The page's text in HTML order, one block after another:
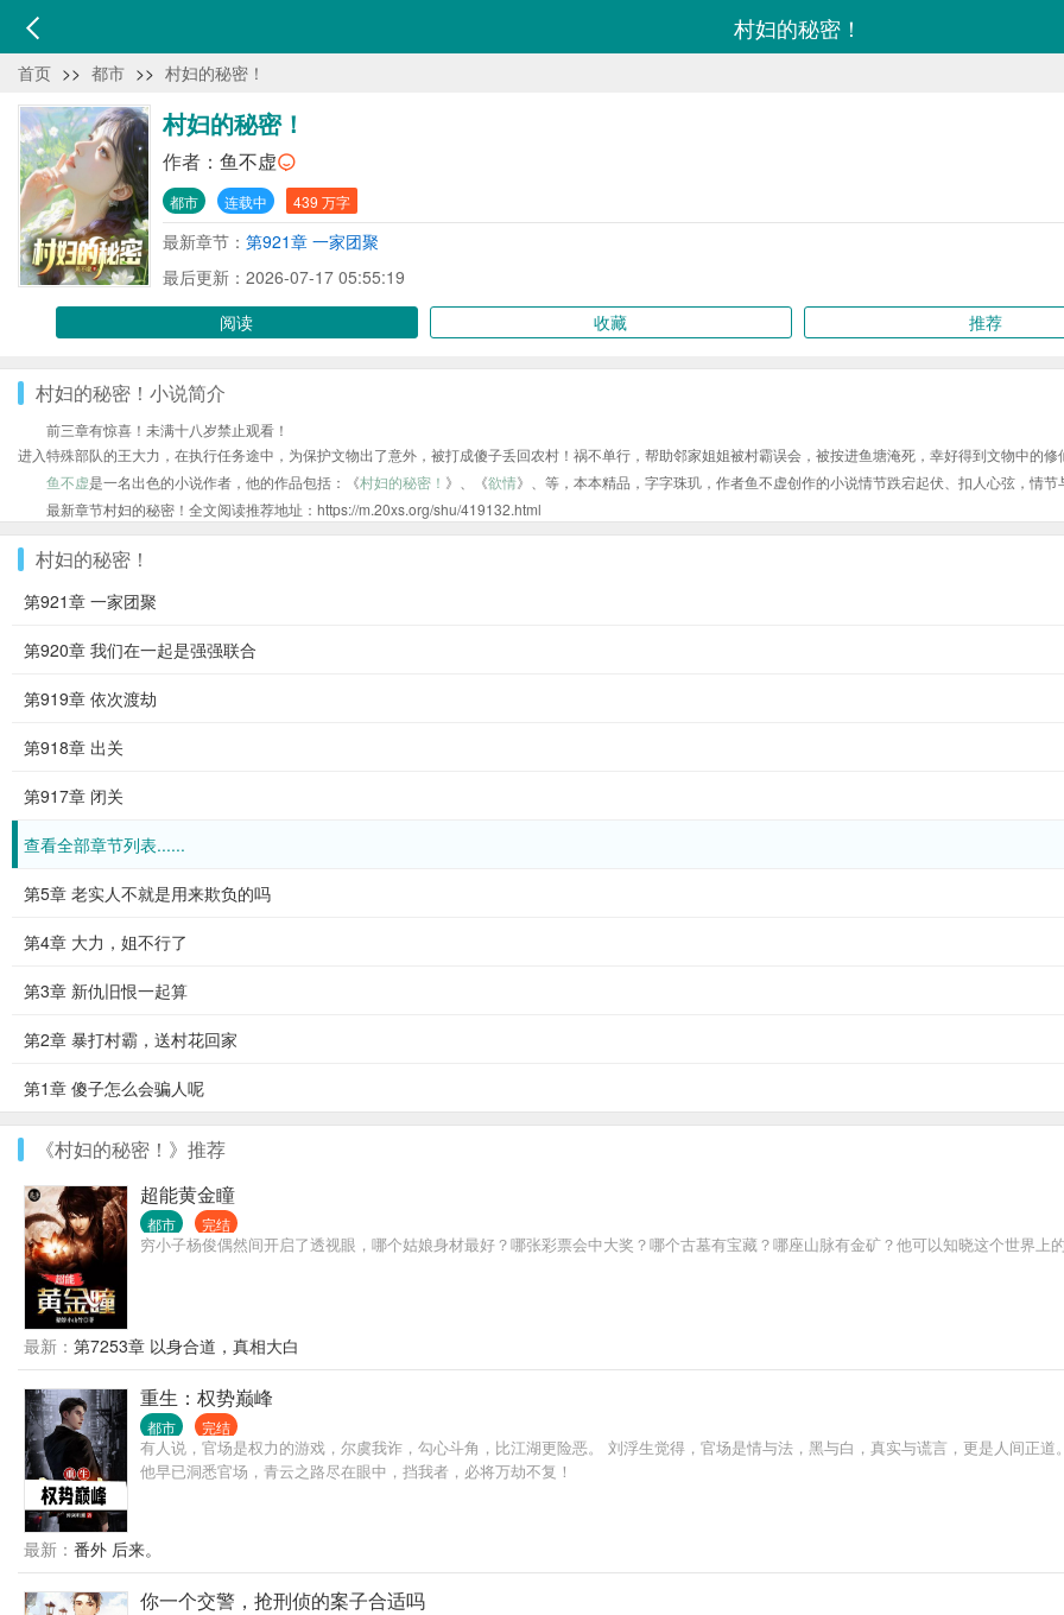
村妇的秘密！
首页 >> 都市 >> 村妇的秘密！
村妇的秘密！
作者： 鱼不虚
都市 连载中 439 万字
最新章节： 第921章 一家团聚
最后更新：2026-07-17 05:55:19
阅读
收藏 推荐
村妇的秘密！小说简介
前三章有惊喜！未满十八岁禁止观看！
进入特殊部队的王大力，在执行任务途中，为保护文物出了意外，被打成傻子丢回农村！祸不单行，帮助邻家姐姐被村霸误会，被按进鱼塘淹死，幸好得到文物中的
鱼不虚是一名出色的小说作者，他的作品包括：《村妇的秘密！ 》、《欲情》、等，本本精品，字字珠玑，作者鱼不虚创作的小说情节跌宕起伏、扣人心弦，情节
最新章节村妇的秘密！全文阅读推荐地址：https://m.20xs.org/shu/419132.html
村妇的秘密！
第921章 一家团聚
第920章 我们在一起是强强联合
第919章 依次渡劫
第918章 出关
第917章 闭关
查看全部章节列表......
第5章 老实人不就是用来欺负的吗
第4章 大力，姐不行了
第3章 新仇旧恨一起算
第2章 暴打村霸，送村花回家
第1章 傻子怎么会骗人呢
《村妇的秘密！》推荐
超能黄金瞳
都市 完结
穷小子杨俊偶然间开启了透视眼，哪个姑娘身材最好？哪张彩票会中大奖？哪个古墓有宝藏？哪座山脉有金矿？他可以知晓这个世界
最新： 第7253章 以身合道，真相大白
重生：权势巅峰
都市 完结
有人说，官场是权力的游戏，尔虞我诈，勾心斗角，比江湖更险恶。 刘浮生觉得，官场是情与法，黑与白，真实与谎言，更是人间正
他早已洞悉官场，青云之路尽在眼中，挡我者，必将万劫不复！
最新： 番外 后来。
你一个交警，抢刑侦的案子合适吗